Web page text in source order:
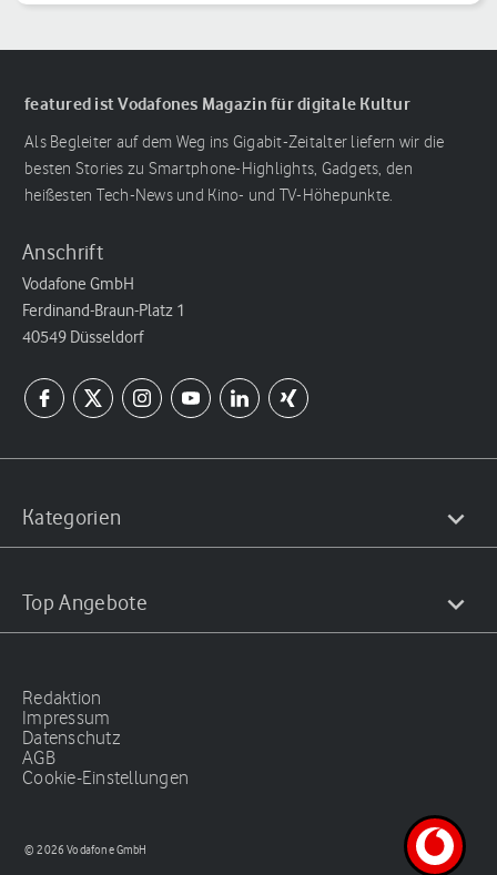
featured ist Vodafones Magazin für digitale Kultur
Als Begleiter auf dem Weg ins Gigabit-Zeitalter liefern wir die
besten Stories zu Smartphone-Highlights, Gadgets, den
heißesten Tech-News und Kino- und TV-Höhepunkte.
Anschrift
Vodafone GmbH
Ferdinand-Braun-Platz 1
40549 Düsseldorf
Kategorien
Top Angebote
Redaktion
Impressum
Datenschutz
AGB
Cookie-Einstellungen
© 2026 Vodafone GmbH